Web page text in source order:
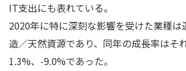
IT支出にも表れている。
2020年に特に深刻な影響を受けた業種は
造／天然資源であり、同年の成長率はそ
1.3%、-9.0%であった。